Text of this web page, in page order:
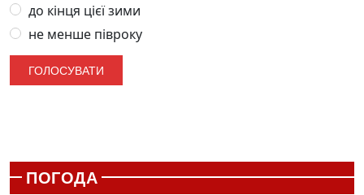
до кінця цієї зими
не менше півроку
ПОГОДА